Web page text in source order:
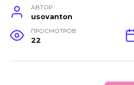
АВТОР
usovanton
ПРОСМОТРОВ
22